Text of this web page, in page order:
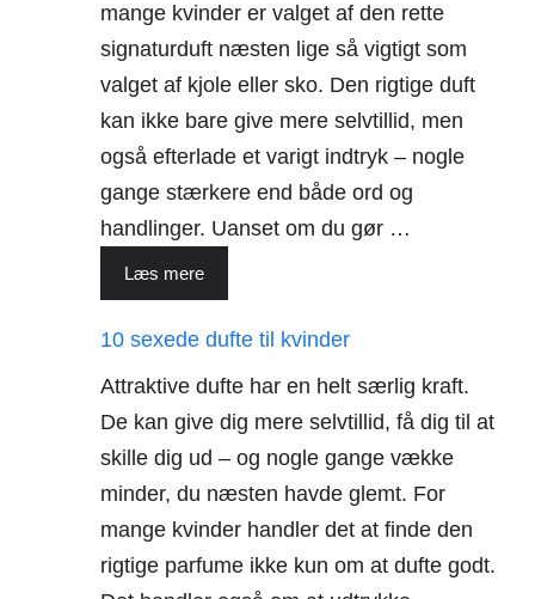
mange kvinder er valget af den rette
signaturduft næsten lige så vigtigt som
valget af kjole eller sko. Den rigtige duft
kan ikke bare give mere selvtillid, men
også efterlade et varigt indtryk – nogle
gange stærkere end både ord og
handlinger. Uanset om du gør …
Læs mere
10 sexede dufte til kvinder
Attraktive dufte har en helt særlig kraft.
De kan give dig mere selvtillid, få dig til at
skille dig ud – og nogle gange vække
minder, du næsten havde glemt. For
mange kvinder handler det at finde den
rigtige parfume ikke kun om at dufte godt.